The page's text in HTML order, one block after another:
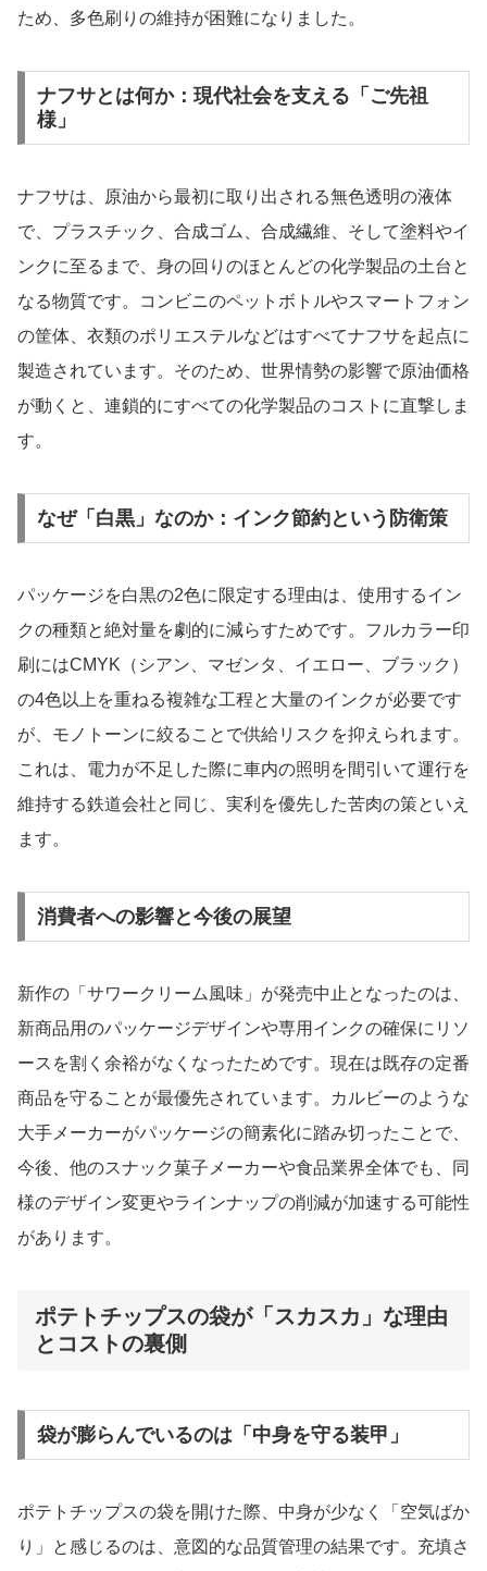
ため、多色刷りの維持が困難になりました。
ナフサとは何か：現代社会を支える「ご先祖
様」
ナフサは、原油から最初に取り出される無色透明の液体
で、プラスチック、合成ゴム、合成繊維、そして塗料やイ
ンクに至るまで、身の回りのほとんどの化学製品の土台と
なる物質です。コンビニのペットボトルやスマートフォン
の筐体、衣類のポリエステルなどはすべてナフサを起点に
製造されています。そのため、世界情勢の影響で原油価格
が動くと、連鎖的にすべての化学製品のコストに直撃しま
す。
なぜ「白黒」なのか：インク節約という防衛策
パッケージを白黒の2色に限定する理由は、使用するイン
クの種類と絶対量を劇的に減らすためです。フルカラー印
刷にはCMYK（シアン、マゼンタ、イエロー、ブラック）
の4色以上を重ねる複雑な工程と大量のインクが必要です
が、モノトーンに絞ることで供給リスクを抑えられます。
これは、電力が不足した際に車内の照明を間引いて運行を
維持する鉄道会社と同じ、実利を優先した苦肉の策といえ
ます。
消費者への影響と今後の展望
新作の「サワークリーム風味」が発売中止となったのは、
新商品用のパッケージデザインや専用インクの確保にリソ
ースを割く余裕がなくなったためです。現在は既存の定番
商品を守ることが最優先されています。カルビーのような
大手メーカーがパッケージの簡素化に踏み切ったことで、
今後、他のスナック菓子メーカーや食品業界全体でも、同
様のデザイン変更やラインナップの削減が加速する可能性
があります。
ポテトチップスの袋が「スカスカ」な理由
とコストの裏側
袋が膨らんでいるのは「中身を守る装甲」
ポテトチップスの袋を開けた際、中身が少なく「空気ばか
り」と感じるのは、意図的な品質管理の結果です。充填さ